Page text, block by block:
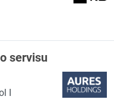
servisu
I